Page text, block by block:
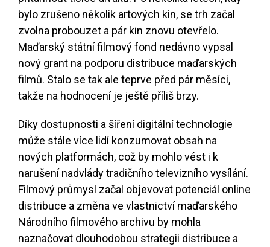
bylo zrušeno několik artových kin, se trh začal
zvolna probouzet a pár kin znovu otevřelo.
Maďarský státní filmový fond nedávno vypsal
nový grant na podporu distribuce maďarských
filmů. Stalo se tak ale teprve před pár měsíci,
takže na hodnocení je ještě příliš brzy.
Díky dostupnosti a šíření digitální technologie
může stále více lidí konzumovat obsah na
nových platformách, což by mohlo vést i k
narušení nadvlády tradičního televizního vysílání.
Filmový průmysl začal objevovat potenciál online
distribuce a změna ve vlastnictví maďarského
Národního filmového archivu by mohla
naznačovat dlouhodobou strategii distribuce a